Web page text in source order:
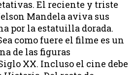
El reciente y triste
Mandela aviva sus
por la estatuilla dorada.
como fuere el filme es un
de las figuras
XX. Incluso el cine debe